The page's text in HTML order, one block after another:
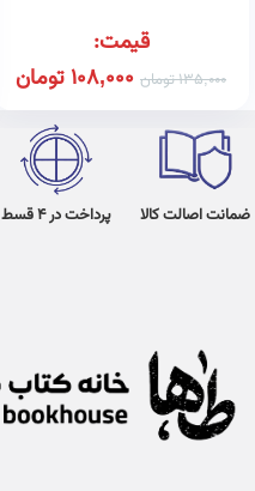
قیمت:
135,000تومان 108,000تومان
ضمانت اصالت کالا پرداخت در 4 قسط